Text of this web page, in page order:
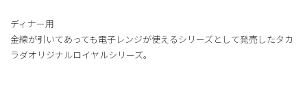
ディナー用
金線が引いてあっても電子レンジが使えるシリーズとして発売したタカ
ラダオリジナルロイヤルシリーズ。